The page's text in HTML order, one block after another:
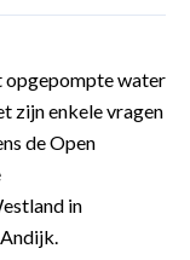
opgepompte water
zijn enkele vragen
de Open
in